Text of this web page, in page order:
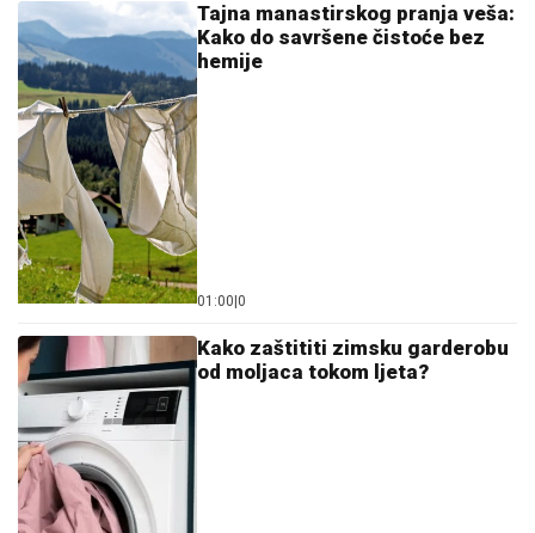
Tajna manastirskog pranja veša:
Kako do savršene čistoće bez
hemije
01:00 0
Kako zaštititi zimsku garderobu
od moljaca tokom ljeta?